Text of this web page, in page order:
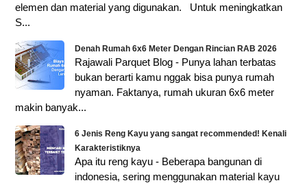
elemen dan material yang digunakan. Untuk meningkatkan
S...
Denah Rumah 6x6 Meter Dengan Rincian RAB 2026
Rajawali Parquet Blog - Punya lahan terbatas
bukan berarti kamu nggak bisa punya rumah
nyaman. Faktanya, rumah ukuran 6x6 meter
makin banyak...
6 Jenis Reng Kayu yang sangat recommended! Kenali
Karakteristiknya
Apa itu reng kayu - Beberapa bangunan di
indonesia, sering menggunakan material kayu